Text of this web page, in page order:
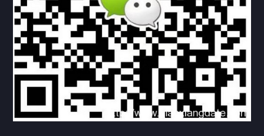
北京乾行捷通荣获阿里巴巴国际站多项年度荣誉，持续引
领ICT与AI行业发展
2025/12/22 531 新闻中心 信创服务器国产服务器